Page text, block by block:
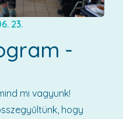
23.
-
mi vagyunk!
hogy